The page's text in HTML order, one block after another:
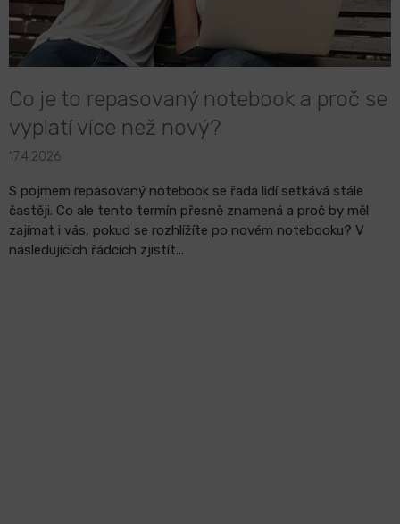
LCD
monitory
Příslušenství
Značky
k
ů
Co je to repasovaný notebook a proč se
vyplatí více než nový?
17.4.2026
S pojmem repasovaný notebook se řada lidí setkává stále
častěji. Co ale tento termín přesně znamená a proč by měl
zajímat i vás, pokud se rozhlížíte po novém notebooku? V
následujících řádcích zjistít...